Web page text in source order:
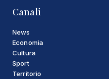
Canali
News
Economia
Cultura
Sport
Territorio